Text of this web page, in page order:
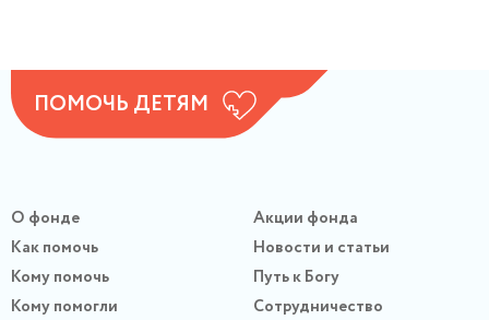
ПОМОЧЬ ДЕТЯМ
О фонде
Как помочь
Кому помочь
Кому помогли
Акции фонда
Новости и статьи
Путь к Богу
Сотрудничество